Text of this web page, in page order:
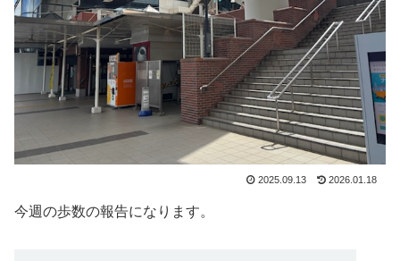
2025.09.13 2026.01.18
今週の歩数の報告になります。